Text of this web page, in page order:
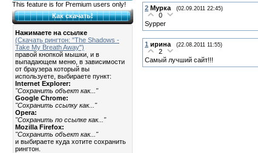
This feature is for Premium users only!
Как скачать!
Нажимаете на ссылке
(Скачать рингтон: "The Shadows -
Take My Breath Away")
правой кнопкой мышки, и в
выпадающем меню, в зависимости
от браузера который вы
используете, выбираете пункт:
Internet Explorer:
"Сохранить объект как..."
Google Chrome:
"Сохранить ссылку как..."
Opera:
"Сохранить по ссылке как..."
Mozilla Firefox:
"Сохранить объект как..."
и выбираете куда хотите сохранить
рингтон.
2 Мурка (02.09.2011 22:45)
0
Sypper
1 ирина (22.08.2011 11:55)
2
Самый лучший сайт!!!